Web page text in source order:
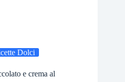
Dolci
e crema al